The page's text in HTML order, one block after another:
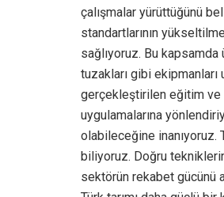
çalışmalar yürüttüğünü
standartlarının
sağlıyoruz. Bu
tuzakları gibi
gerçekleştirilen eğitim ve
uygulamalarına
olabileceğine inanıyoruz.
biliyoruz. Doğru
sektörün rekabet gücünü